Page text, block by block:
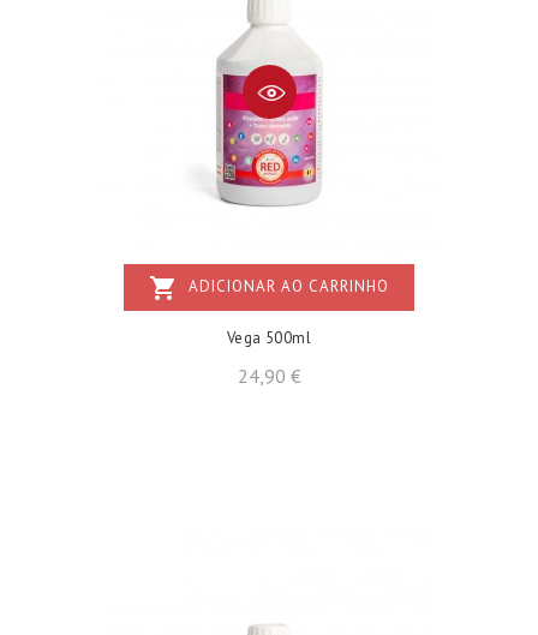
shopping_cart ADICIONAR AO CARRINHO
Vega 500ml
24,90 €Preço